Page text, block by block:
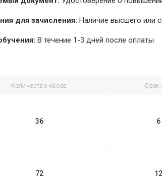
для зачисления: Наличие высшего или
В течение 1-3 дней после оплаты
Количество часов Срок
36
72